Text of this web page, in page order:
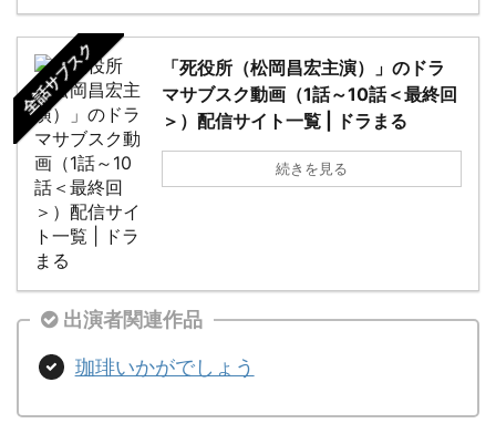
全話サブスク
「死役所（松岡昌宏主演）」のドラ
マサブスク動画（1話～10話＜最終回
＞）配信サイト一覧 | ドラまる
続きを見る
出演者関連作品
珈琲いかがでしょう